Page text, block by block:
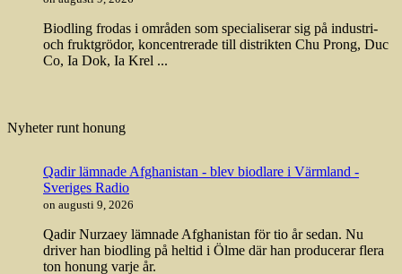
Biodling frodas i områden som specialiserar sig på industri-
och fruktgrödor, koncentrerade till distrikten Chu Prong, Duc
Co, Ia Dok, Ia Krel ...
Nyheter runt honung
Qadir lämnade Afghanistan - blev biodlare i Värmland -
Sveriges Radio
on augusti 9, 2026
Qadir Nurzaey lämnade Afghanistan för tio år sedan. Nu
driver han biodling på heltid i Ölme där han producerar flera
ton honung varje år.